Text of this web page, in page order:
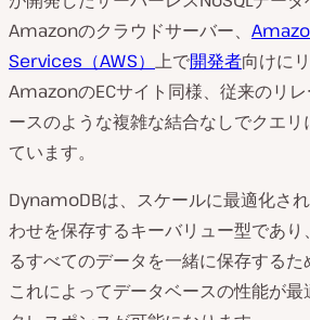
Amazonのクラウドサーバー、
Services（AWS） 上で開発者向けに
AmazonのECサイト同様、従来のリ
ースのような複雑な結合なしでクエリ
ています。
DynamoDBは、スケールに最適化さ
わせを保存するキーバリュー型であ
るすべてのデータを一緒に保存するた
これによってデータベースの性能が